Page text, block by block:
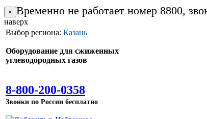
× Временно не работает номер 8800,
наверх
Выбор региона: Казань
Оборудование для сжиженных
углеводородных газов
8-800-200-0358
Звонки по России бесплатно